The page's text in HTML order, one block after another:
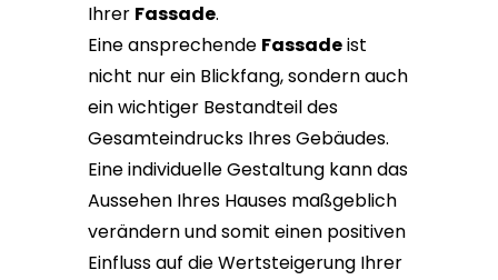
Ihrer Fassade.
Eine ansprechende Fassadeist
nicht nur ein Blickfang, sondern auch
ein wichtiger Bestandteil des
Gesamteindrucks Ihres Gebäudes.
Eine individuelle Gestaltung kann das
Aussehen Ihres Hauses maßgeblich
verändern und somit einen positiven
Einfluss auf die Wertsteigerung Ihrer